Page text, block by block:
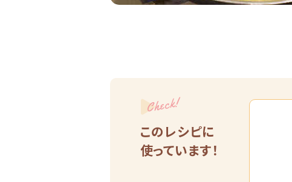
Check!
このレシピに
使っています！